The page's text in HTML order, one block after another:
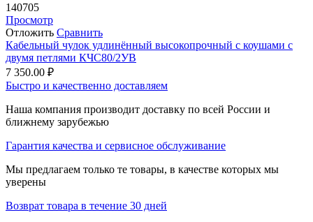
140705
Просмотр
Отложить Сравнить
Кабельный чулок удлинённый высокопрочный с коушами с
двумя петлями КЧС80/2УВ
7 350.00 ₽
Быстро и качественно доставляем
Наша компания производит доставку по всей России и
ближнему зарубежью
Гарантия качества и сервисное обслуживание
Мы предлагаем только те товары, в качестве которых мы
уверены
Возврат товара в течение 30 дней